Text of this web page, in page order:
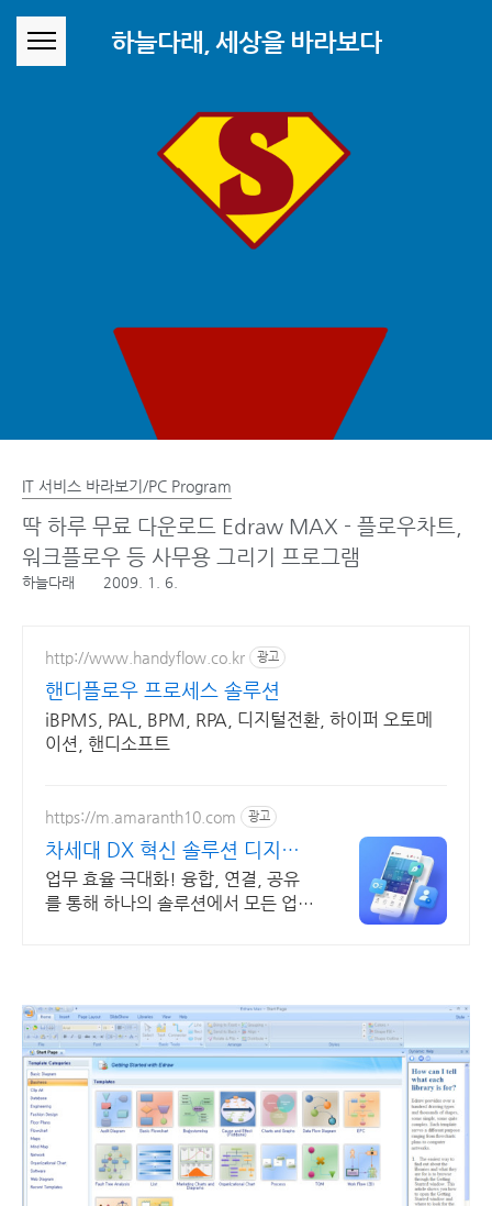
하늘다래, 세상을 바라보다
IT 서비스 바라보기/PC Program
딱 하루 무료 다운로드 Edraw MAX - 플로우차트,
워크플로우 등 사무용 그리기 프로그램
하늘다래 2009. 1. 6.
http://www.handyflow.co.kr 광고
핸디플로우 프로세스 솔루션
iBPMS, PAL, BPM, RPA, 디지털전환, 하이퍼 오토메
이션, 핸디소프트
https://m.amaranth10.com 광고
차세대 DX 혁신 솔루션 디지털
비즈니스 플랫폼
업무 효율 극대화! 융합, 연결, 공유
를 통해 하나의 솔루션에서 모든 업무